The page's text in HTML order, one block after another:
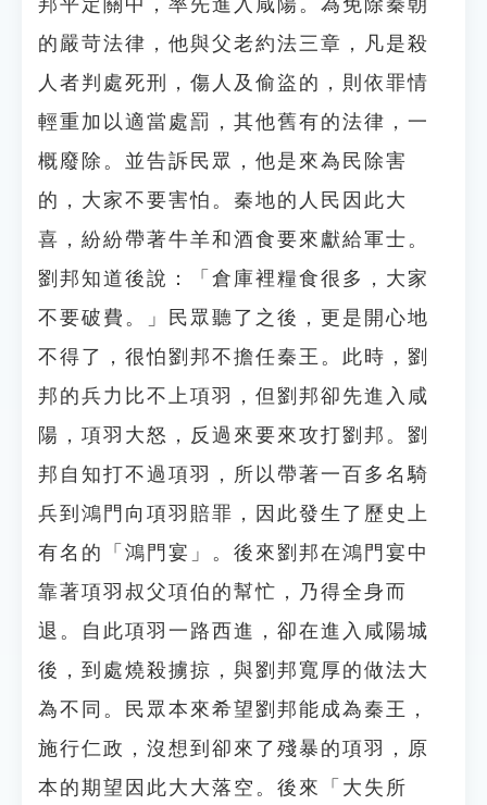
邦平定關中，率先進入咸陽。為免除秦朝
的嚴苛法律，他與父老約法三章，凡是殺
人者判處死刑，傷人及偷盜的，則依罪情
輕重加以適當處罰，其他舊有的法律，一
概廢除。並告訴民眾，他是來為民除害
的，大家不要害怕。秦地的人民因此大
喜，紛紛帶著牛羊和酒食要來獻給軍士。
劉邦知道後說：「倉庫裡糧食很多，大家
不要破費。」民眾聽了之後，更是開心地
不得了，很怕劉邦不擔任秦王。此時，劉
邦的兵力比不上項羽，但劉邦卻先進入咸
陽，項羽大怒，反過來要來攻打劉邦。劉
邦自知打不過項羽，所以帶著一百多名騎
兵到鴻門向項羽賠罪，因此發生了歷史上
有名的「鴻門宴」。後來劉邦在鴻門宴中
靠著項羽叔父項伯的幫忙，乃得全身而
退。自此項羽一路西進，卻在進入咸陽城
後，到處燒殺擄掠，與劉邦寬厚的做法大
為不同。民眾本來希望劉邦能成為秦王，
施行仁政，沒想到卻來了殘暴的項羽，原
本的期望因此大大落空。後來「大失所